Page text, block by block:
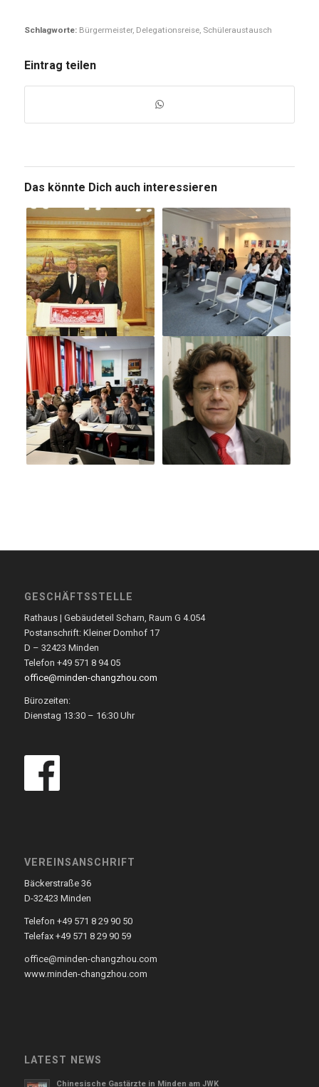
Schlagworte: Bürgermeister, Delegationsreise, Schüleraustausch
Eintrag teilen
Das könnte Dich auch interessieren
GESCHÄFTSSTELLE
Rathaus | Gebäudeteil Scharn, Raum G 4.054
Postanschrift: Kleiner Domhof 17
D – 32423 Minden
Telefon +49 571 8 94 05
office@minden-changzhou.com
Bürozeiten:
Dienstag 13:30 – 16:30 Uhr
VEREINSANSCHRIFT
Bäckerstraße 36
D-32423 Minden
Telefon +49 571 8 29 90 50
Telefax +49 571 8 29 90 59
office@minden-changzhou.com
www.minden-changzhou.com
LATEST NEWS
Chinesische Gastärzte in Minden am JWK